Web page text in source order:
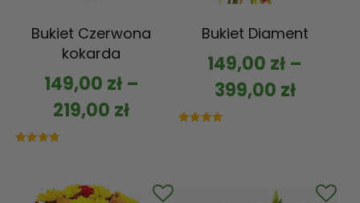
Bukiet Czerwona
kokarda
149,00 zł–
219,00 zł
Bukiet Diament
149,00 zł –
399,00 zł